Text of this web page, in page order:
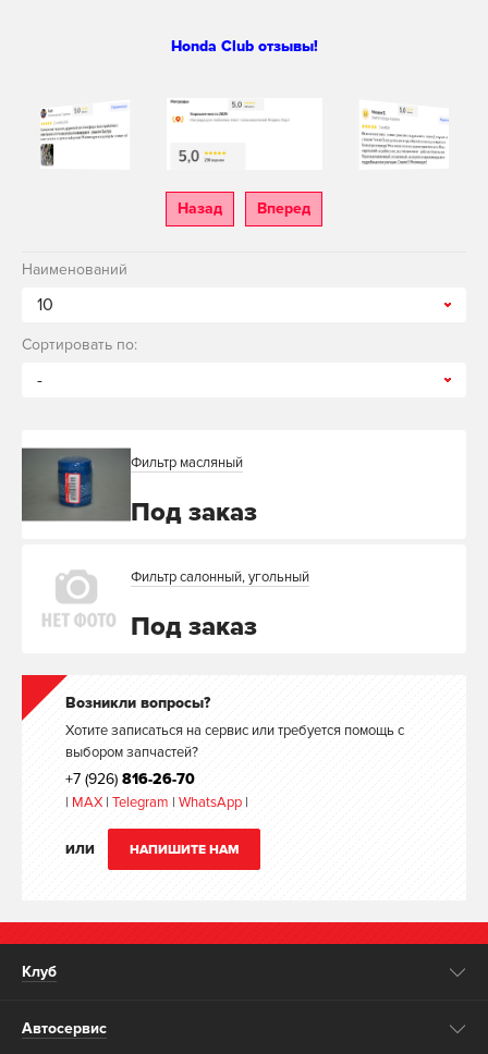
Honda Club отзывы!
Назад Вперед
Наименований
10
Сортировать по:
-
Фильтр масляный
Под заказ
Фильтр салонный, угольный
Под заказ
Возникли вопросы?
Хотите записаться на сервис или требуется помощь с
выбором запчастей?
+7 (926) 816-26-70
| MAX | Telegram | WhatsApp |
ИЛИ НАПИШИТЕ НАМ
Клуб
Автосервис